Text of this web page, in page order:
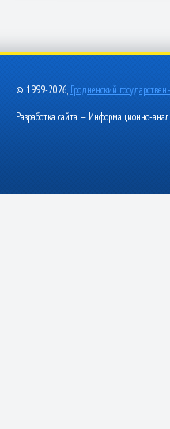
© 1999-2026, Гродненский
Разработка сайта — Информационно-